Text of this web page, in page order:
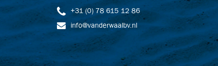
+31 (0) 78 615 12 86
info@vanderwaalbv.nl